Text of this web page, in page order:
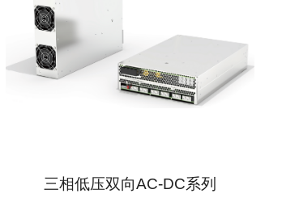
三相低压双向AC-DC系列